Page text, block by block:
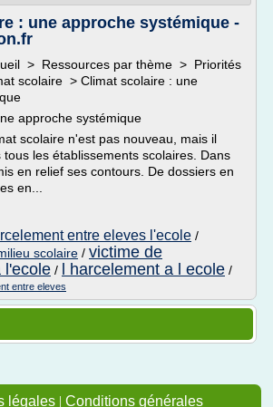
: une approche systémique -
> Ressources par thème > Priorités
scolaire > Climat scolaire : une
approche systémique
scolaire n'est pas nouveau, mais il
les établissements scolaires. Dans
en relief ses contours. De dossiers en
en...
entre eleves l'ecole /
scolaire / victime de
l'ecole / l harcelement a l ecole /
entre eleves
légales | Conditions générales